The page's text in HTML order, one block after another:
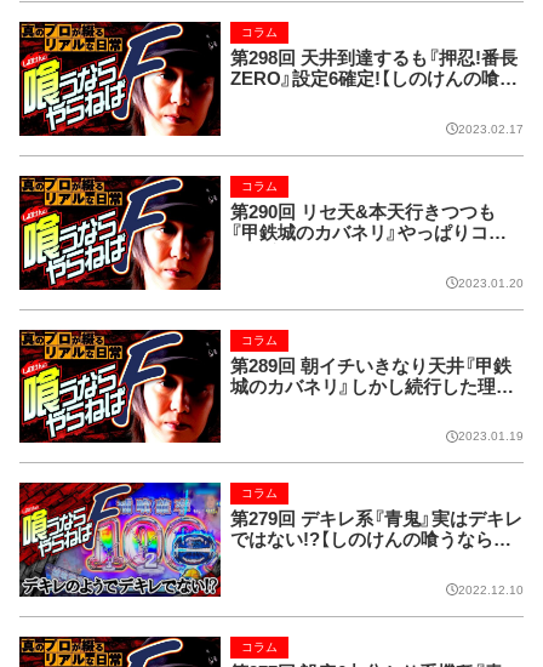
第298回 天井到達するも『押忍!番長
ZERO』設定6確定!【しのけんの喰う
コラム
2023.02.17
第290回 リセ天&本天行きつつも
『甲鉄城のカバネリ』やっぱりコレ
コラム
2023.01.20
第289回 朝イチいきなり天井『甲鉄
城のカバネリ』しかし続行した理由
コラム
2023.01.19
第279回 デキレ系『青鬼』実はデキレ
ではない!?【しのけんの喰うならや
コラム
2022.12.10
コラム